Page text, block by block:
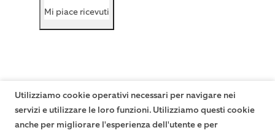
Mi piace ricevuti
Utilizziamo cookie operativi necessari per navigare nei
servizi e utilizzare le loro funzioni. Utilizziamo questi cookie
anche per migliorare l'esperienza dell'utente e per